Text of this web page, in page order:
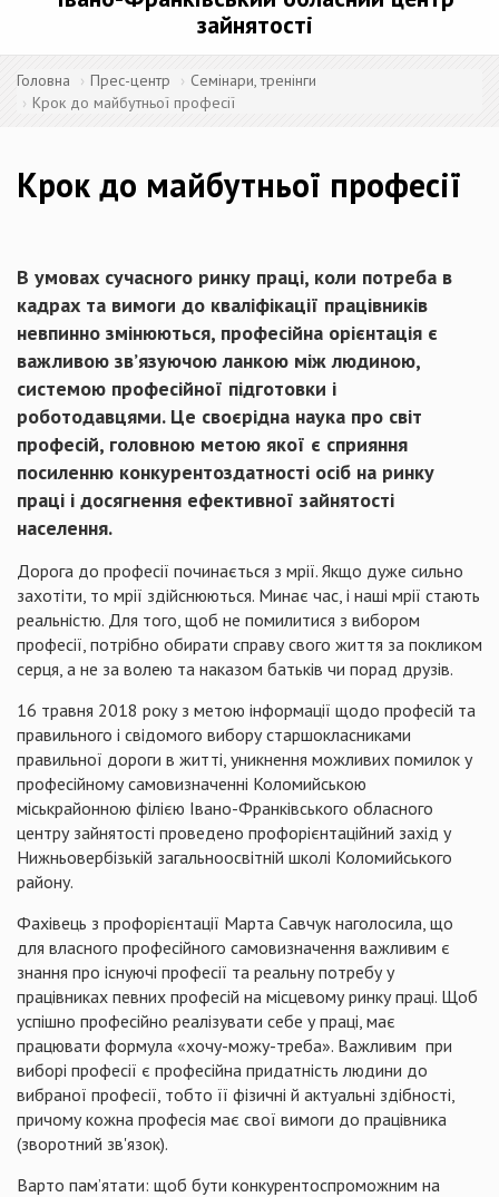
зайнятості
Головна Прес-центр
Семінари, тренінги
Крок до майбутньої професії
Крок до майбутньої професії
В умовах сучасного ринку праці, коли потреба в
кадрах та вимоги до кваліфікації працівників
невпинно змінюються, професійна орієнтація є
важливою зв’язуючою ланкою між людиною,
системою професійної підготовки і
роботодавцями. Це своєрідна наука про світ
професій, головною метою якої є сприяння
посиленню конкурентоздатності осіб на ринку
праці і досягнення ефективної зайнятості
населення.
Дорога до професії починається з мрії. Якщо дуже сильно
захотіти, то мрії здійснюються. Минає час, і наші мрії стають
реальністю. Для того, щоб не помилитися з вибором
професії, потрібно обирати справу свого життя за покликом
серця, а не за волею та наказом батьків чи порад друзів.
16 травня 2018 року з метою інформації щодо професій та
правильного і свідомого вибору старшокласниками
правильної дороги в житті, уникнення можливих помилок у
професійному самовизначенні Коломийською
міськрайонною філією Івано-Франківського обласного
центру зайнятості проведено профорієнтаційний захід у
Нижньовербізькій загальноосвітній школі Коломийського
району.
Фахівець з профорієнтації Марта Савчук наголосила, що
для власного професійного самовизначення важливим є
знання про існуючі професії та реальну потребу у
працівниках певних професій на місцевому ринку праці. Щоб
успішно професійно реалізувати себе у праці, має
працювати формула «хочу-можу-треба». Важливим при
виборі професії є професійна придатність людини до
вибраної професії, тобто її фізичні й актуальні здібності,
причому кожна професія має свої вимоги до працівника
(зворотний зв'язок).
Варто пам’ятати: щоб бути конкурентоспроможним на